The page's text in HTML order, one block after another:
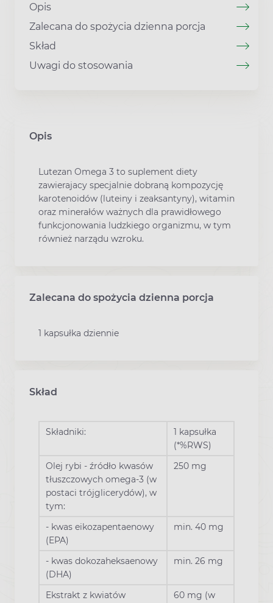
Opis
Zalecana do spożycia dzienna porcja
Skład
Uwagi do stosowania
Opis
Lutezan Omega 3 to suplement diety
zawierajacy specjalnie dobraną kompozycję
karotenoidów (luteiny i zeaksantyny), witamin
oraz minerałów ważnych dla prawidłowego
funkcjonowania ludzkiego organizmu, w tym
również narządu wzroku.
Zalecana do spożycia dzienna porcja
1 kapsułka dziennie
Skład
Składniki:
1 kapsułka
(*%RWS)
Olej rybi - źródło kwasów
tłuszczowych omega-3 (w
postaci trójglicerydów), w
tym:
250 mg
- kwas eikozapentaenowy
(EPA)
min. 40 mg
- kwas dokozaheksaenowy
(DHA)
min. 26 mg
Ekstrakt z kwiatów 60 mg (w